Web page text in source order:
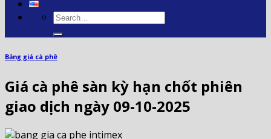
Bảng giá cà phê
Giá cà phê sàn kỳ hạn chốt phiên
giao dịch ngày 09-10-2025